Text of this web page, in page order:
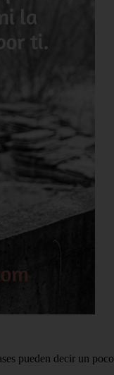
pueden decir un